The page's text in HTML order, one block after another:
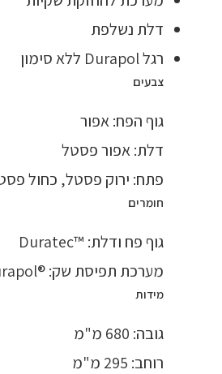
דלת נשלפת
רגל Durapol ללא סימון
צבעים
גוף הפח: אפור
דלת: אפור פסטל
פתח: ירוק פסטל, כחול
חומרים
גוף פח ודלת: ™Duratec
מערכת תפיסת שק: ®Durapol
מידות
גובה: 680 מ"מ
רוחב: 295 מ"מ